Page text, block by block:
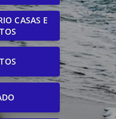
CASAS E